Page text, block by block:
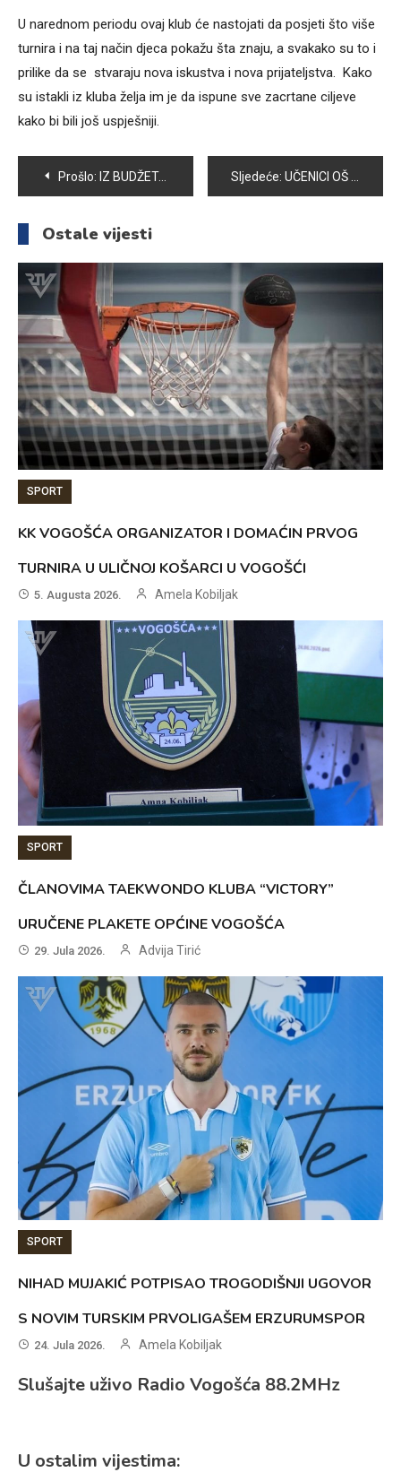
U narednom periodu ovaj klub će nastojati da posjeti što više
turnira i na taj način djeca pokažu šta znaju, a svakako su to i
prilike da se stvaraju nova iskustva i nova prijateljstva. Kako
su istakli iz kluba želja im je da ispune sve zacrtane ciljeve
kako bi bili još uspješniji.
Navigacija
članaka
Prošlo: IZ BUDŽETA OPĆINE OBNOVLJENE PROSTORIJE RADIJA VOGOŠĆA Sljedeće: UČENICI OŠ “MIRSAD PRNJAVORAC” SPOJILI EKOLOGIJU I HUMANOST U AKCIJI “RECIKLIRAJ – PODRŽI ŽIVOT”
Ostale vijesti
SPORT
KK VOGOŠĆA ORGANIZATOR I DOMAĆIN PRVOG
TURNIRA U ULIČNOJ KOŠARCI U VOGOŠĆI
5. Augusta 2026. Amela Kobiljak
SPORT
ČLANOVIMA TAEKWONDO KLUBA “VICTORY”
URUČENE PLAKETE OPĆINE VOGOŠĆA
29. Jula 2026. Advija Tirić
SPORT
NIHAD MUJAKIĆ POTPISAO TROGODIŠNJI UGOVOR
S NOVIM TURSKIM PRVOLIGAŠEM ERZURUMSPOR
24. Jula 2026. Amela Kobiljak
Slušajte uživo Radio Vogošća 88.2MHz
U ostalim vijestima: